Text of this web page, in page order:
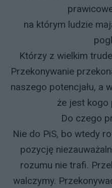
na którym ludzie
Którzy z wielkim
Przekonywanie
naszego potencjału, a
że jest kogo
Do czego
Nie do PiS, bo wtedy
pozycję
rozumu nie trafi.
walczymy.